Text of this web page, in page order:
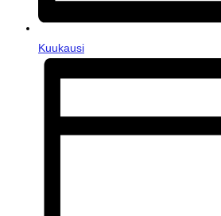
Kuukausi